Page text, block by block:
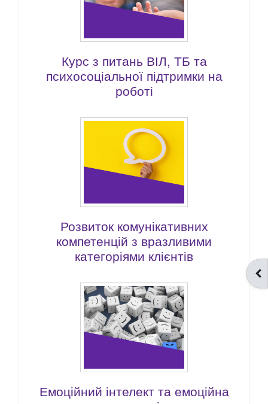
Курс з питань ВІЛ, ТБ та
психосоціальної підтримки на
роботі
Розвиток комунікативних
компетенцій з вразливими
категоріями клієнтів
Емоційний інтелект та емоційна